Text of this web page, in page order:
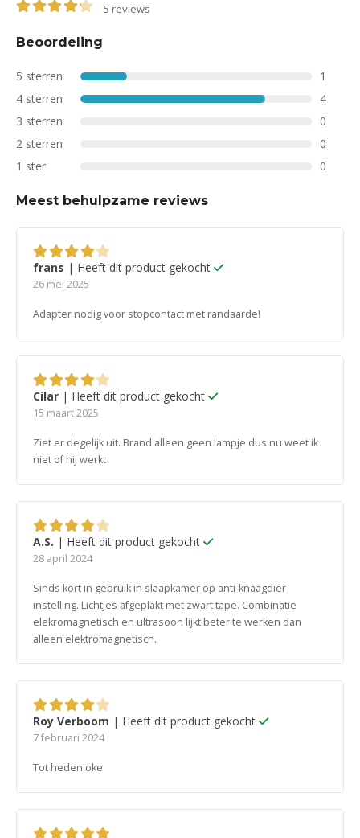
5 reviews
Beoordeling
5 sterren
1
4 sterren
4
3 sterren
0
2 sterren
0
1 ster
0
Meest behulpzame reviews
4van 5
frans | Heeft dit product gekocht
26 mei 2025
Adapter nodig voor stopcontact met randaarde!
4van 5
Cilar | Heeft dit product gekocht
15 maart 2025
Ziet er degelijk uit. Brand alleen geen lampje dus nu weet ik
niet of hij werkt
4van 5
A.S. | Heeft dit product gekocht
28 april 2024
Sinds kort in gebruik in slaapkamer op anti-knaagdier
instelling. Lichtjes afgeplakt met zwart tape. Combinatie
elekromagnetisch en ultrasoon lijkt beter te werken dan
alleen elektromagnetisch.
4van 5
Roy Verboom | Heeft dit product gekocht
7 februari 2024
Tot heden oke